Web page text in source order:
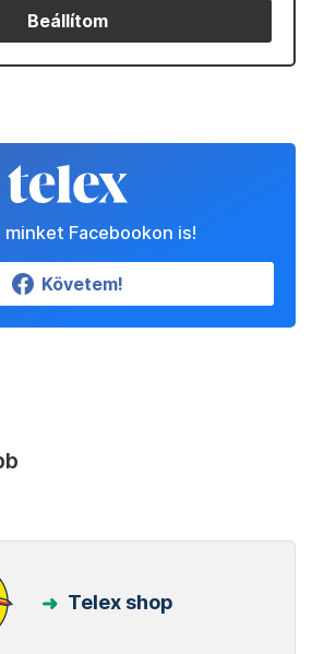
Beállítom
minket Facebookon is!
Követem!
Telex shop